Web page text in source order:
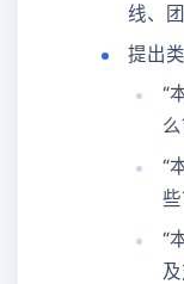
线、
提出
“
“
“